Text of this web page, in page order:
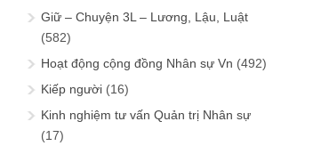
Giữ – Chuyện 3L – Lương, Lậu, Luật
(582)
Hoạt động cộng đồng Nhân sự Vn (492)
Kiếp người (16)
Kinh nghiệm tư vấn Quản trị Nhân sự
(17)